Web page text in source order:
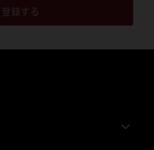
登録する